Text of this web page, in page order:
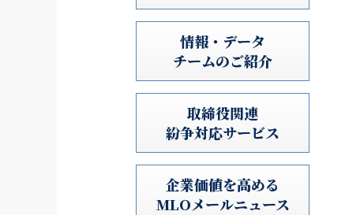
情報・データ
チームのご紹介
取締役関連
紛争対応サービス
企業価値を高める
MLOメールニュース